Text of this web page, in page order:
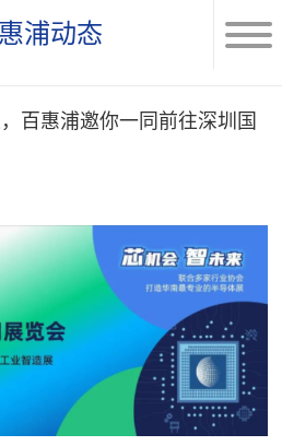
浦动态
百惠浦邀你一同前往深圳国